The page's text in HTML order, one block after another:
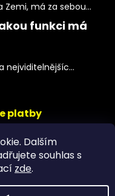
Dalším
souhlas s
zde.
má za sebou...
funkci má
nejviditelnějšíc...
platby